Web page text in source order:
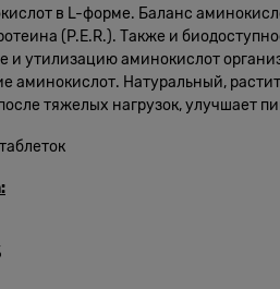
в L-форме. Баланс
(P.E.R.). Также и
и утилизацию аминокислот
аминокислот. Натуральный,
тяжелых нагрузок, улучшает